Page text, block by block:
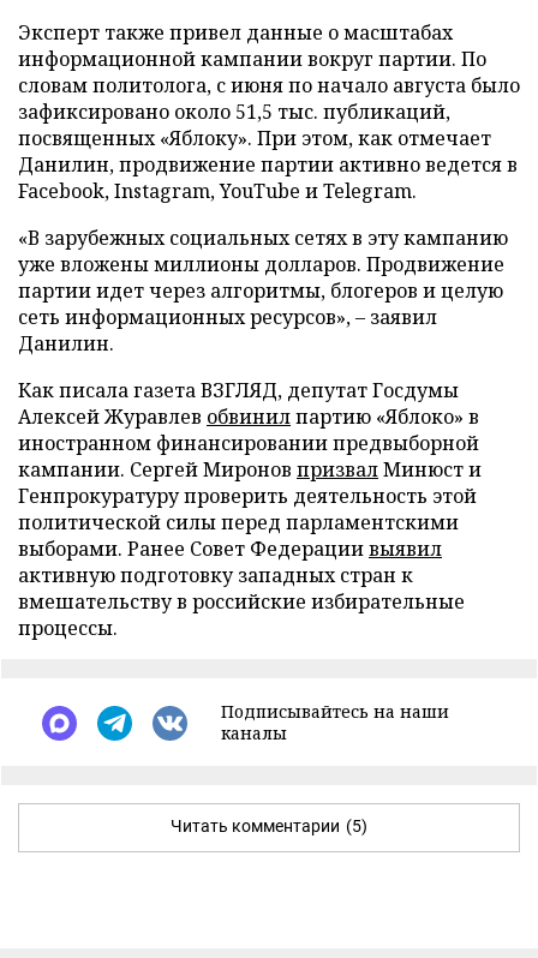
Эксперт также привел данные о масштабах
информационной кампании вокруг партии. По
словам политолога, с июня по начало августа было
зафиксировано около 51,5 тыс. публикаций,
посвященных «Яблоку». При этом, как отмечает
Данилин, продвижение партии активно ведется в
Facebook, Instagram, YouTube и Telegram.
«В зарубежных социальных сетях в эту кампанию
уже вложены миллионы долларов. Продвижение
партии идет через алгоритмы, блогеров и целую
сеть информационных ресурсов», – заявил
Данилин.
Как писала газета ВЗГЛЯД, депутат Госдумы
Алексей Журавлев обвинилпартию «Яблоко» в
иностранном финансировании предвыборной
кампании. Сергей Миронов призвалМинюст и
Генпрокуратуру проверить деятельность этой
политической силы перед парламентскими
выборами. Ранее Совет Федерациивыявил
активную подготовку западных стран к
вмешательству в российские избирательные
процессы.
Подписывайтесь на наши
каналы
Читать комментарии (5)